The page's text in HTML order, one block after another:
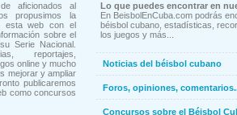
aficionados al
propusimos la
esta web con el
sobre el
Serie Nacional.
reportajes,
online y mucho
mejorar y ampliar
publicaremos
como concursos
Lo que puedes encontrar en
En BeisbolEnCuba.com podrás
béisbol cubano, estadísticas,
los juegos y más...
Noticias del béisbol cubano
Foros, opiniones,
Concursos sobre el Béisbol